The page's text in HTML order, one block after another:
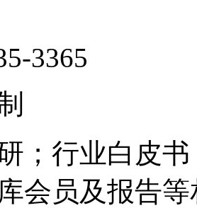
3365
；行业白皮
会员及报告